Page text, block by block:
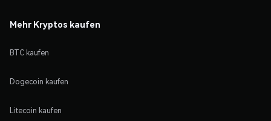
Mehr Kryptos kaufen
BTC kaufen
Dogecoin kaufen
Litecoin kaufen